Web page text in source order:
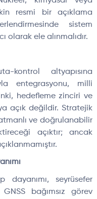
resmi bir açıklama
sistem
olarak ele alınmalıdır.
kontrol altyapısına
entegrasyonu, milli
hedefleme zinciri ve
açık değildir. Stratejik
ve doğrulanabilir
açıktır; ancak
dayanımı, seyrüsefer
GNSS bağımsız görev